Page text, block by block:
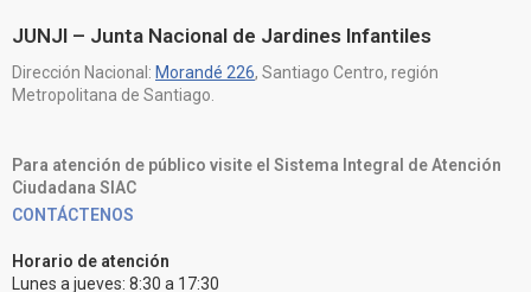
JUNJI – Junta Nacional de Jardines Infantiles
Dirección Nacional: Morandé 226, Santiago Centro, región
Metropolitana de Santiago.
Para atención de público visite el Sistema Integral de Atención
Ciudadana SIAC
CONTÁCTENOS
Horario de atención
Lunes a jueves: 8:30 a 17:30